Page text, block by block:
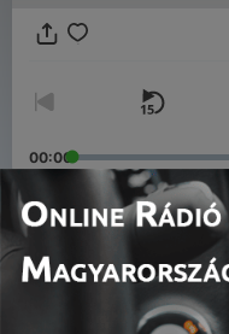
00:00
Epizódok
Valhalla Cast Episode 1